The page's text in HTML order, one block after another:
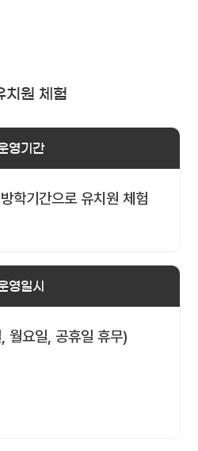
치원 체험
영기간
학기간으로 유치원 체험
영일시
월요일, 공휴일 휴무)